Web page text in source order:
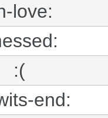
love:
:(
end: